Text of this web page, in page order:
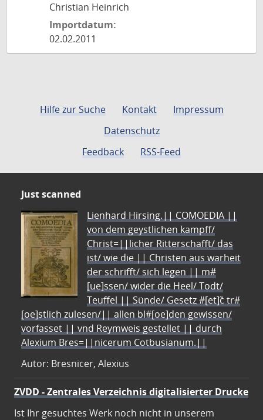
Christian Heinrich
Importdatum:
02.02.2011
Hilfe zur Suche Kontakt
Impressum
Datenschutz
Feedback
RSS-Feed
Just scanned
Lienhard Hirsing.|| COMOEDIA ||
von dem geystlichen kampff/
Christ=||licher Ritterschafft/ das
ist/ wie die || Christen aus warheit
der schrifft/ sich legen || m#
[ue]ssen/ wider die Heel/ Todt/
Teuffel || Sünde/ Gesetz #[et]c̃ tr#
[oe]stlich zulesen/|| allen bl#[oe]den gewissen/
vorfasset || vnd Reymweis gestellet || durch
Alexium Bres=||nicerum Cotbusianum.||
Autor: Bresnicer, Alexius
ZVDD - Zentrales Verzeichnis digitalisierter Drucke
Ist Ihr gesuchtes Werk noch nicht in unserem